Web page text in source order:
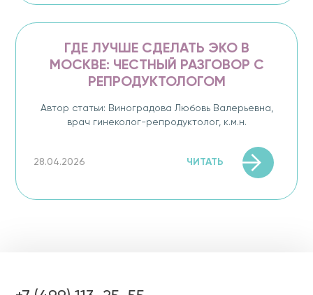
ГДЕ ЛУЧШЕ СДЕЛАТЬ ЭКО В
МОСКВЕ: ЧЕСТНЫЙ РАЗГОВОР С
РЕПРОДУКТОЛОГОМ
Автор статьи: Виноградова Любовь Валерьевна,
врач гинеколог-репродуктолог, к.м.н.
28.04.2026 ЧИТАТЬ